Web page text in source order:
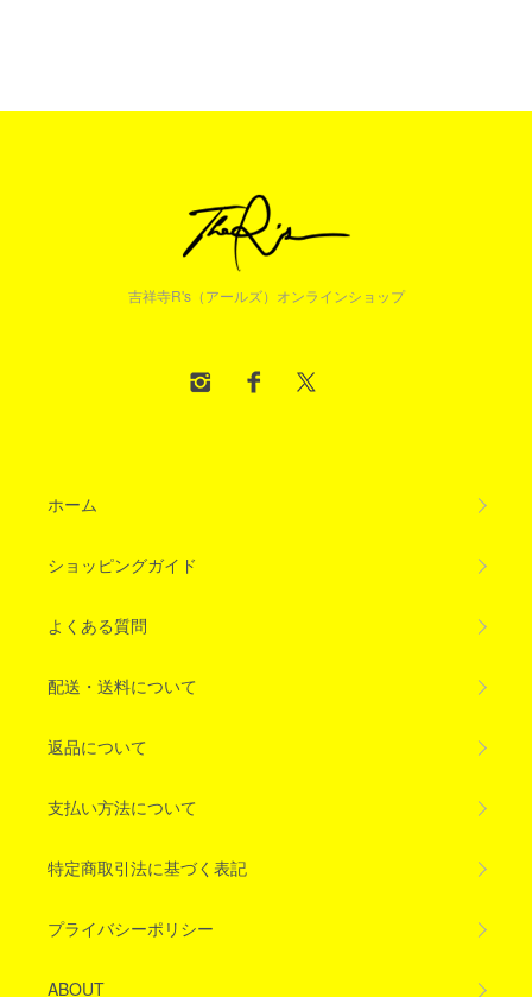
吉祥寺R's（アールズ）オンラインショップ
ホーム
ショッピングガイド
よくある質問
配送・送料について
返品について
支払い方法について
特定商取引法に基づく表記
プライバシーポリシー
ABOUT